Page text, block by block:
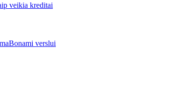
veikia kreditai
Bonami verslui